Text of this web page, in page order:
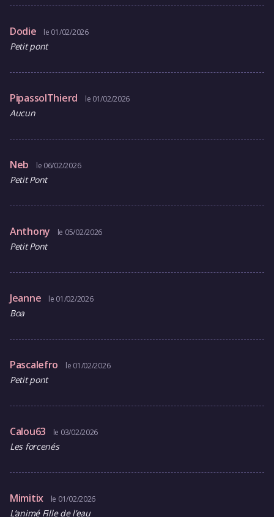
Dodie le 01/02/2026
Petit pont
PipassolThierd le 01/02/2026
Aucun
Neb le 06/02/2026
Petit Pont
Anthony le 05/02/2026
Petit Pont
Jeanne le 01/02/2026
Boa
Pascalefro le 01/02/2026
Petit pont
Calou63 le 03/02/2026
Les forcenés
Mimitix le 01/02/2026
L’animé Fille de l’eau